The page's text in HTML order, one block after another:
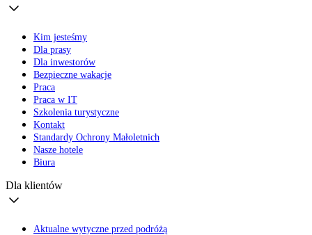
Kim jesteśmy
Dla prasy
Dla inwestorów
Bezpieczne wakacje
Praca
Praca w IT
Szkolenia turystyczne
Kontakt
Standardy Ochrony Małoletnich
Nasze hotele
Biura
Dla klientów
Aktualne wytyczne przed podróżą